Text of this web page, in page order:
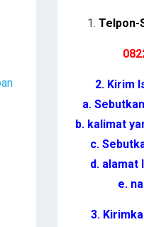
1. Telpon-
2. Kirim
a.
b. kalimat
c.
d. alamat
e.
3.